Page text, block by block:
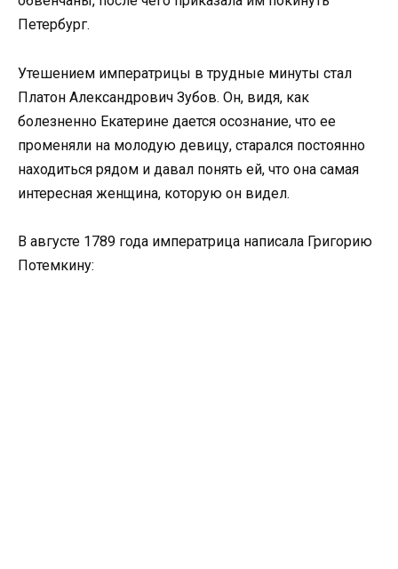
Петербург.
Утешением императрицы в трудные минуты стал
Платон Александрович Зубов. Он, видя, как
болезненно Екатерине дается осознание, что ее
променяли на молодую девицу, старался постоянно
находиться рядом и давал понять ей, что она самая
интересная женщина, которую он видел.
В августе 1789 года императрица написала Григорию
Потемкину: